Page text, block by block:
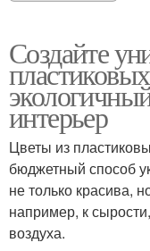
Создайте
интерьер
Цветы из
бюджетный способ
не только красива,
например, к
воздуха.